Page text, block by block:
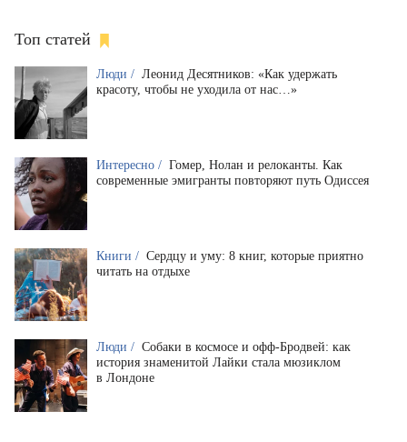
Топ статей
Люди / Леонид Десятников: «Как удержать
красоту, чтобы не уходила от нас…»
Интересно / Гомер, Нолан и релоканты. Как
современные эмигранты повторяют путь Одиссея
Книги / Сердцу и уму: 8 книг, которые приятно
читать на отдыхе
Люди / Собаки в космосе и офф-Бродвей: как
история знаменитой Лайки стала мюзиклом
в Лондоне